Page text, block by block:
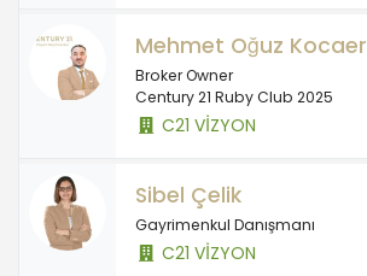
Mehmet Oğuz Kocaer
Broker Owner
Century 21 Ruby Club 2025
C21 VİZYON
Sibel Çelik
Gayrimenkul Danışmanı
C21 VİZYON